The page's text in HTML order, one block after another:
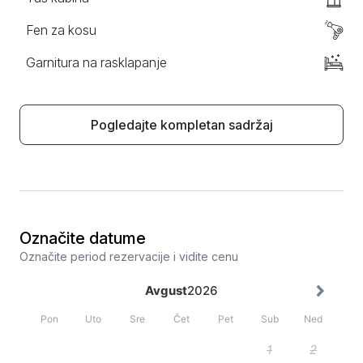
Fen za kosu
Garnitura na rasklapanje
Pogledajte kompletan sadržaj
Označite datume
Označite period rezervacije i vidite cenu